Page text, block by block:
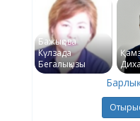
Бажықова
Күлзада
Бегалықызы